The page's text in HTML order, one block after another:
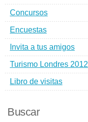
Concursos
Encuestas
Invita a tus amigos
Turismo Londres 2012
Libro de visitas
Buscar